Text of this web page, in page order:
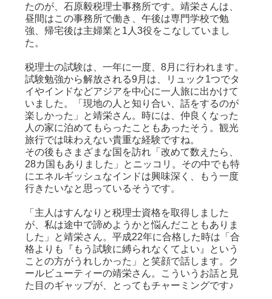
たのが、石原毅税理士事務所です。靖栄さんは、
昼間はこの事務所で働き、午後は専門学校で勉
強、帰宅後は主婦業と1人3役をこなしていまし
た。
税理士の試験は、一年に一度、8月に行われます。
試験勉強から解放される9月は、リュック1つでタ
イやインドなどアジアを中心に一人旅に出かけて
いました 。「現地の人と知り合い、話をするのが
楽しかった」と靖栄さん。時には、仲良くなった
人の家に泊めてもらったこともあったそう。観光
旅行では味わえない貴重な経験ですね。
その後もさまざまな国を訪れ「改めて数えたら、
28カ国もありました」とニッコリ。その中でも特
にエネルギッシュなインドは興味深く、もう一度
行きたいなと思っているそうです。
「主人はすんなりと税理士資格を取得しました
が、 私は途中で諦めようかと悩んだこともありま
した 」と靖栄さん。平成22年に合格した時は「合
格よりも『もう試験に縛られなくてよい』という
ことの方がうれしかった」と笑顔で話します。ク
ールビューティーの靖栄さん。こういうお話と見
た目のギャップが、とってもチャーミングです♪